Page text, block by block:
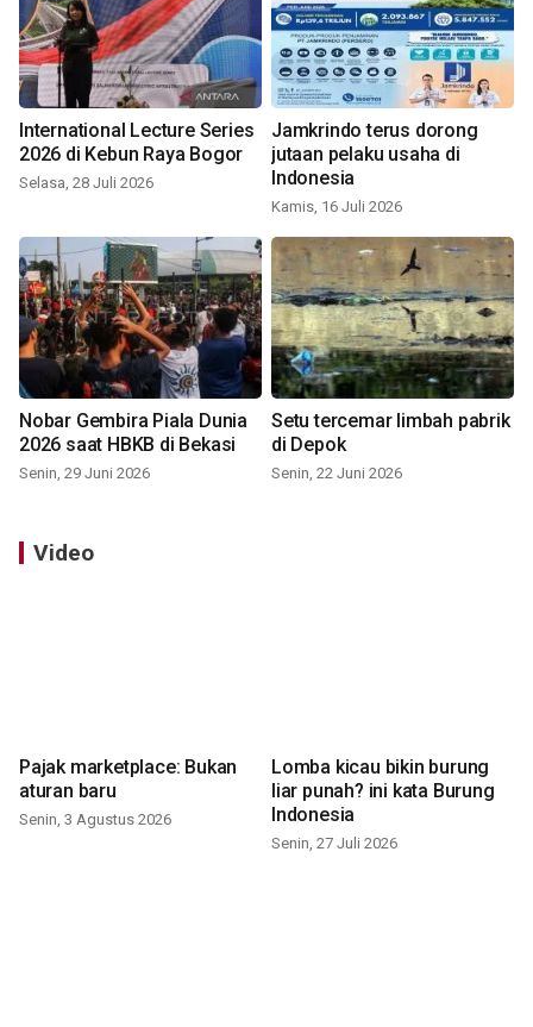
International Lecture Series
2026 di Kebun Raya Bogor
Selasa, 28 Juli 2026
Jamkrindo terus dorong
jutaan pelaku usaha di
Indonesia
Kamis, 16 Juli 2026
Nobar Gembira Piala Dunia
2026 saat HBKB di Bekasi
Senin, 29 Juni 2026
Setu tercemar limbah pabrik
di Depok
Senin, 22 Juni 2026
Video
Pajak marketplace: Bukan
aturan baru
Senin, 3 Agustus 2026
Lomba kicau bikin burung
liar punah? ini kata Burung
Indonesia
Senin, 27 Juli 2026